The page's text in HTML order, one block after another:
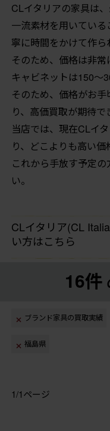
CLイタリアの家具は
一流素材を用いてい
寧に時間をかけて作ら
そのため、価格は非常
キャビネットは150〜
そのため、価格がお
り、高価買取が期待で
当店では、現在CLイ
り、どこよりも高い価
これから手放す予定
い。
CLイタリア(CL
い方はこちら
16件
ブランド家具の買取実績
福島県
1/1ページ